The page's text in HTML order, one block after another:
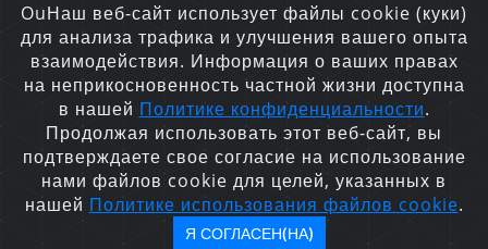
Заявление о конфиденциальности
Файлы Cookie
Карта сайта
Авторские права © 2026 Spellman High Voltage Electronics
Corporation. Все права защищены.
OuНаш веб-сайт использует файлы cookie (куки)
для анализа трафика и улучшения вашего опыта
взаимодействия. Информация о ваших правах
на неприкосновенность частной жизни доступна
в нашей Политике конфиденциальности.
Продолжая использовать этот веб-сайт, вы
подтверждаете свое согласие на использование
нами файлов cookie для целей, указанных в
нашей Политике использования файлов cookie.
Я СОГЛАСЕН(НА)